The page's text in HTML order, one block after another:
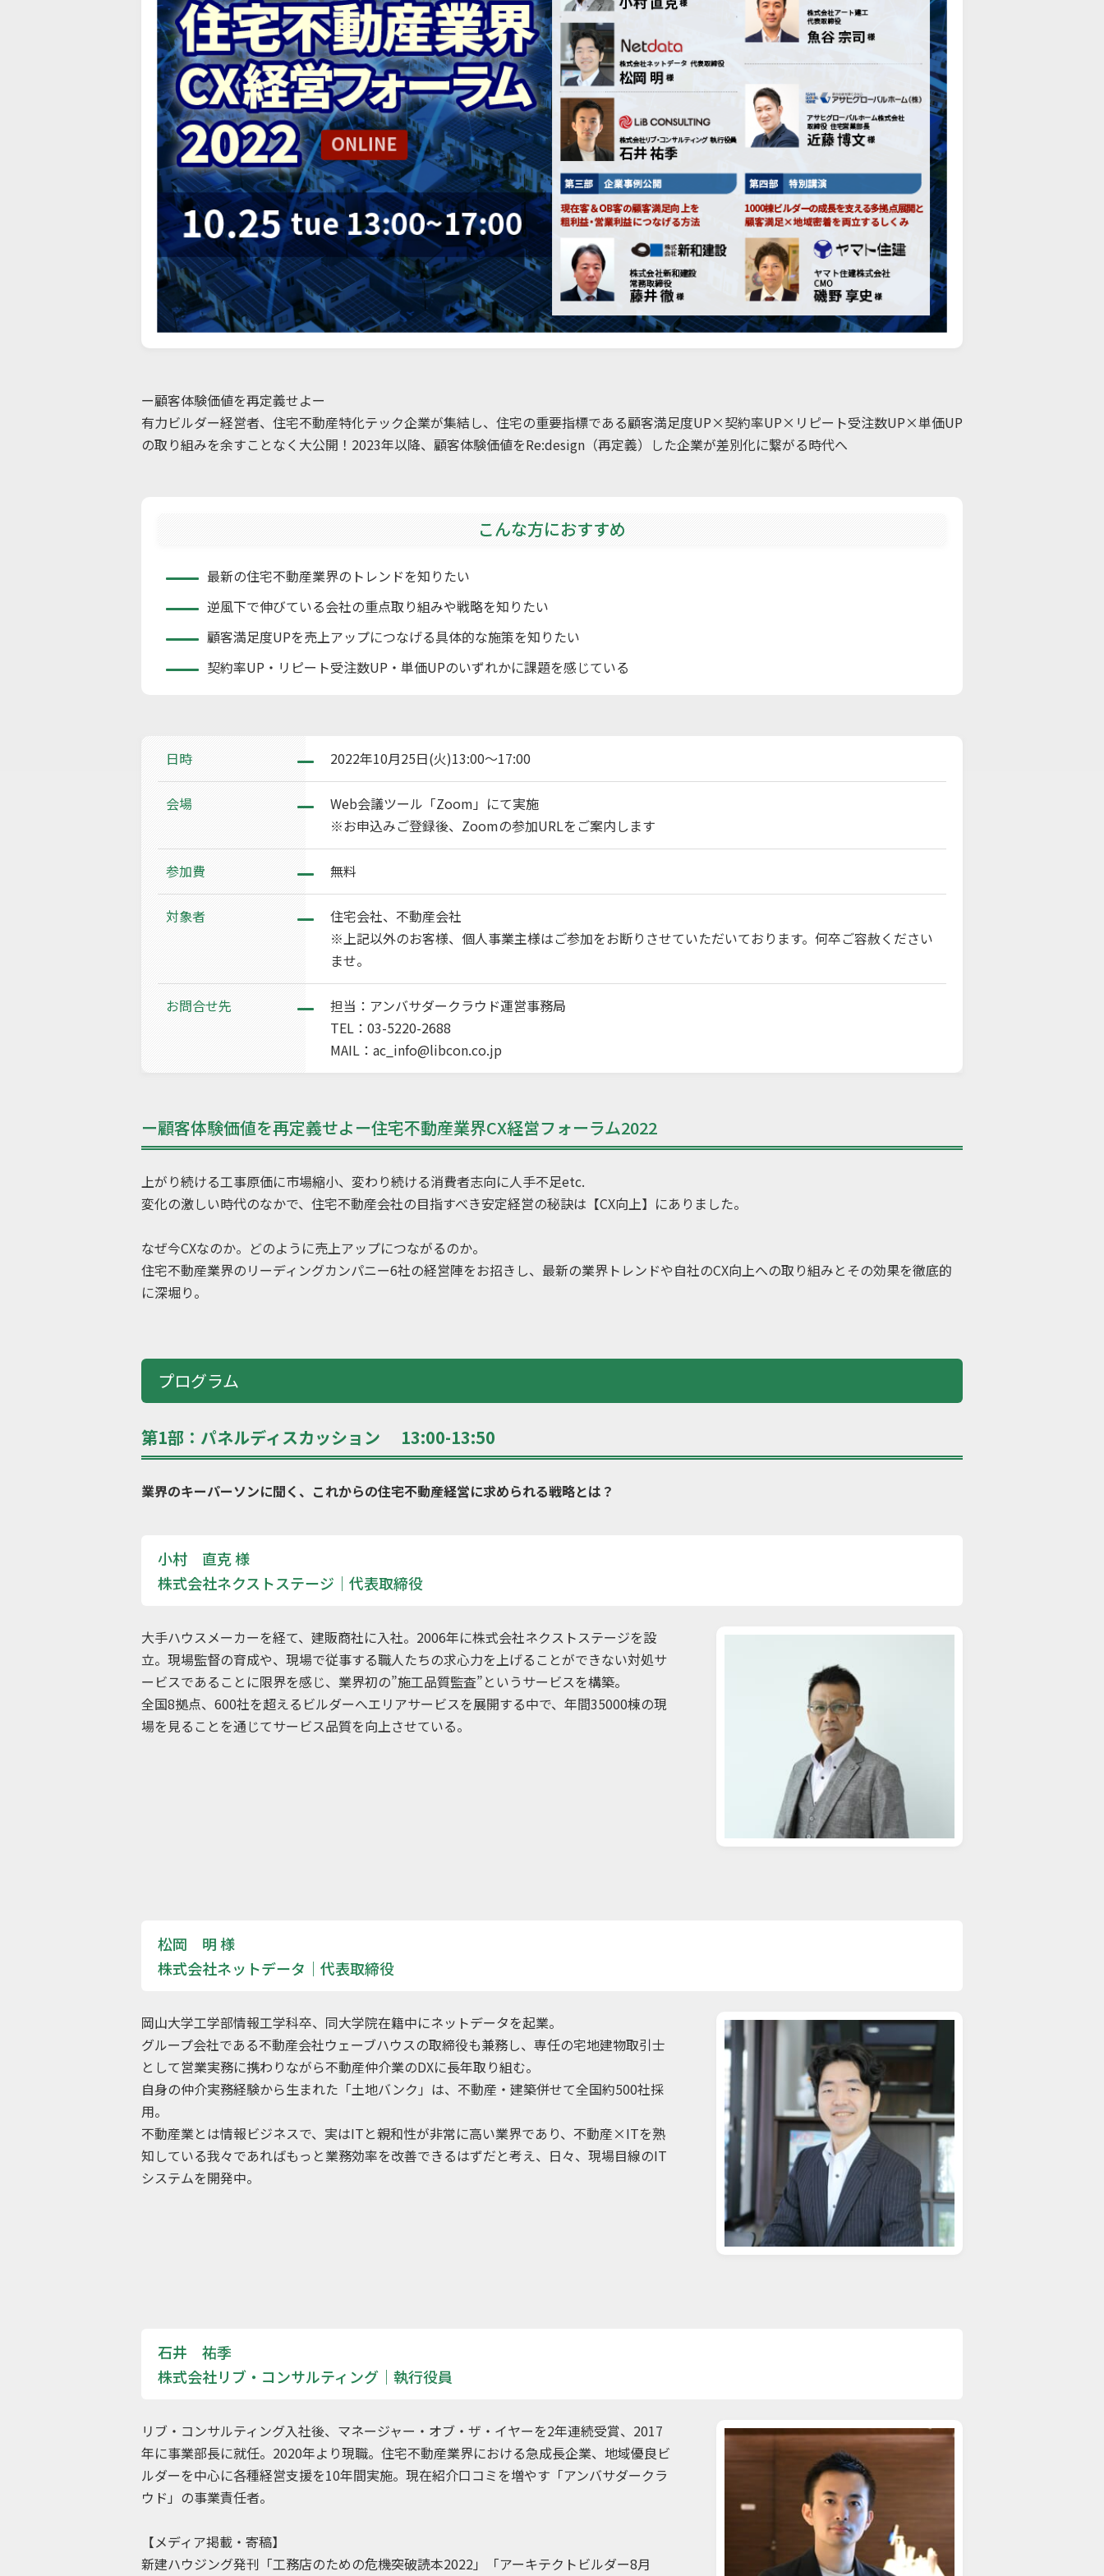
ー顧客体験価値を再定義せよー
有力ビルダー経営者、住宅不動産特化テック企業が集結し、住宅の重要指標である顧客満足度UP×契約率UP×リピート受注数UP×単価UP
の取り組みを余すことなく大公開！2023年以降、顧客体験価値をRe:design（再定義）した企業が差別化に繋がる時代へ
こんな方におすすめ
最新の住宅不動産業界のトレンドを知りたい
逆風下で伸びている会社の重点取り組みや戦略を知りたい
顧客満足度UPを売上アップにつなげる具体的な施策を知りたい
契約率UP・リピート受注数UP・単価UPのいずれかに課題を感じている
日時 2022年10月25日(火)13:00～17:00
会場
Web会議ツール「Zoom」にて実施
※お申込みご登録後、Zoomの参加URLをご案内します
参加費 無料
対象者
住宅会社、不動産会社
※上記以外のお客様、個人事業主様はご参加をお断りさせていただいております。何卒ご容赦ください
ませ。
お問合せ先
担当：アンバサダークラウド運営事務局
TEL：03-5220-2688
MAIL： ac_info@libcon.co.jp
ー顧客体験価値を再定義せよー住宅不動産業界CX経営フォーラム2022
上がり続ける工事原価に市場縮小、変わり続ける消費者志向に人手不足etc.
変化の激しい時代のなかで、住宅不動産会社の目指すべき安定経営の秘訣は【CX向上】にありました。
なぜ今CXなのか。どのように売上アップにつながるのか。
住宅不動産業界のリーディングカンパニー6社の経営陣をお招きし、最新の業界トレンドや自社のCX向上への取り組みとその効果を徹底的
に深堀り。
プログラム
第1部：パネルディスカッション 13:00-13:50
業界のキーパーソンに聞く、これからの住宅不動産経営に求められる戦略とは？
小村 直克 様
株式会社ネクストステージ｜代表取締役
大手ハウスメーカーを経て、建販商社に入社。2006年に株式会社ネクストステージを設
立。現場監督の育成や、現場で従事する職人たちの求心力を上げることができない対処サ
ービスであることに限界を感じ、業界初の”施工品質監査”というサービスを構築。
全国8拠点、600社を超えるビルダーへエリアサービスを展開する中で、年間35000棟の現
場を見ることを通じてサービス品質を向上させている。
松岡 明 様
株式会社ネットデータ｜代表取締役
岡山大学工学部情報工学科卒、同大学院在籍中にネットデータを起業。
グループ会社である不動産会社ウェーブハウスの取締役も兼務し、専任の宅地建物取引士
として営業実務に携わりながら不動産仲介業のDXに長年取り組む。
自身の仲介実務経験から生まれた「土地バンク」は、不動産・建築併せて全国約500社採
用。
不動産業とは情報ビジネスで、実はITと親和性が非常に高い業界であり、不動産×ITを熟
知している我々であればもっと業務効率を改善できるはずだと考え、日々、現場目線のIT
システムを開発中。
石井 祐季
株式会社リブ・コンサルティング｜執行役員
リブ・コンサルティング入社後、マネージャー・オブ・ザ・イヤーを2年連続受賞、2017
年に事業部長に就任。2020年より現職。住宅不動産業界における急成長企業、地域優良ビ
ルダーを中心に各種経営支援を10年間実施。現在紹介口コミを増やす「アンバサダークラ
ウド」の事業責任者。
【メディア掲載・寄稿】
新建ハウジング発刊「工務店のための危機突破読本2022」「アーキテクトビルダー8月